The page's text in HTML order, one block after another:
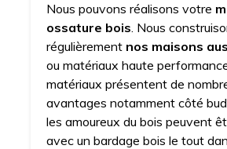
Nous pouvons réalisons votre
ossature bois. Nous
régulièrement nos maisons
ou matériaux haute
matériaux présentent de
avantages notamment côté
les amoureux du bois peuvent
avec un bardage bois le tout